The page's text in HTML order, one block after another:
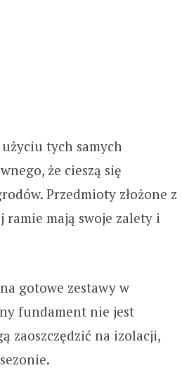
tych samych
że cieszą się
Przedmioty złożone z
mają swoje zalety i
gotowe zestawy w
fundament nie jest
zaoszczędzić na izolacji,